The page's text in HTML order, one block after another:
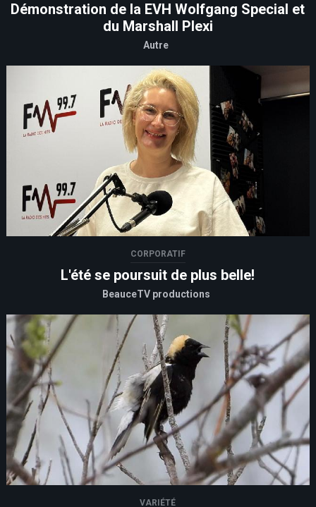
Démonstration de la EVH Wolfgang Special et
du Marshall Plexi
Autre
CORPORATIF
L'été se poursuit de plus belle!
BeauceTV productions
VARIÉTÉ